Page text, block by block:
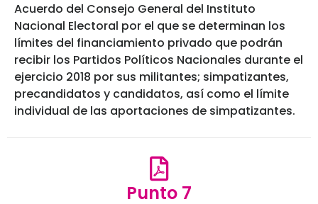
Acuerdo del Consejo General del Instituto
Nacional Electoral por el que se determinan los
límites del financiamiento privado que podrán
recibir los Partidos Políticos Nacionales durante el
ejercicio 2018 por sus militantes; simpatizantes,
precandidatos y candidatos, así como el límite
individual de las aportaciones de simpatizantes.
Punto 7